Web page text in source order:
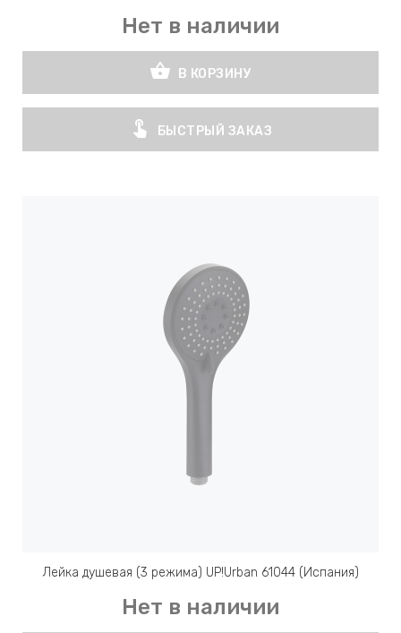
Нет в наличии
shopping_basket В КОРЗИНУ
touch_app БЫСТРЫЙ ЗАКАЗ
Лейка душевая (3 режима) UP!Urban 61044 (Испания)
Нет в наличии